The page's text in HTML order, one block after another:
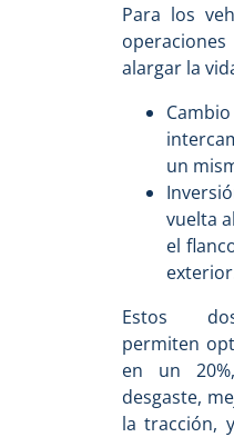
Para los
alargar la
un
vuelta
el
Estos
permiten
en un
desgaste,
la tracción,